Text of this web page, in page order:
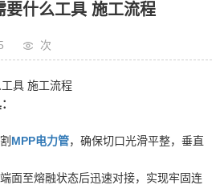
什么工具 施工流程
次
具 施工流程
MPP电力管，确保切口光滑平整，垂直
面至熔融状态后迅速对接，实现牢固连